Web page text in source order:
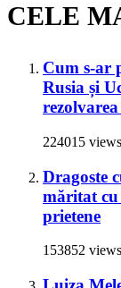
CELE
Cum s-ar
Rusia și
224015 views
Dragoste
măritat cu
prietene
153852 views